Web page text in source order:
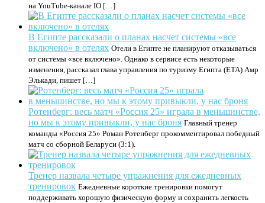
на YouTube-канале IO […]
В Египте рассказали о планах насчет системы «все
включено» в отелях Отели в Египте не планируют отказываться
от системы «все включено». Однако в сервисе есть некоторые
изменения, рассказал глава управления по туризму Египта (ETA) Амр
Элькади, пишет […]
Ротенберг: весь матч «Россия 25» играла в меньшинстве,
но мы к этому привыкли, у нас броня Главный тренер
команды «Россия 25» Роман Ротенберг прокомментировал победный
матч со сборной Беларуси (3:1).
Тренер назвала четыре упражнения для ежедневных
тренировок Ежедневные короткие тренировки помогут
поддерживать хорошую физическую форму и сохранить легкость